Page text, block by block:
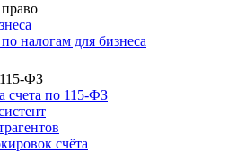
налогам для бизнеса
ФЗ
счета по 115-ФЗ
счёта